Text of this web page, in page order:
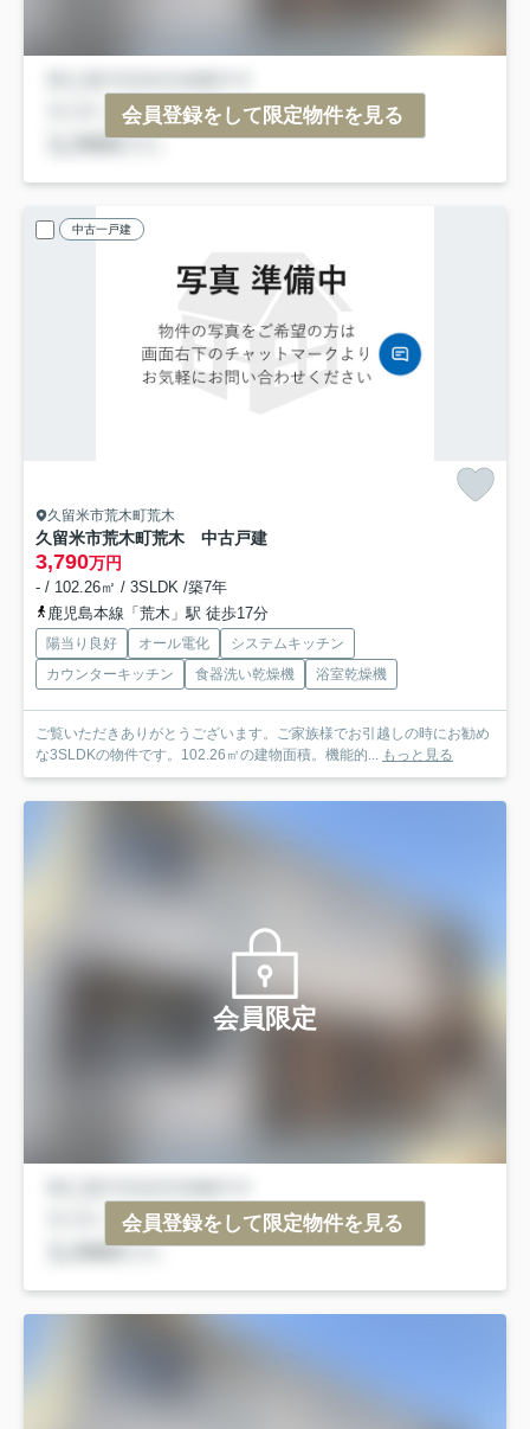
会員登録をして限定物件を見る
中古一戸建
久留米市荒木町荒木
久留米市荒木町荒木 中古戸建
3,790万円
- / 102.26㎡ / 3SLDK /築7年
鹿児島本線「荒木」駅 徒歩17分
陽当り良好 オール電化
システムキッチン
カウンターキッチン
食器洗い乾燥機 浴室乾燥機
ご覧いただきありがとうございます。ご家族様でお引越しの時にお勧め
な3SLDKの物件です。102.26㎡の建物面積。機能的... もっと見る
会員限定
会員登録をして限定物件を見る